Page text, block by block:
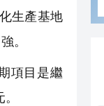
生產基地
。
項目是繼